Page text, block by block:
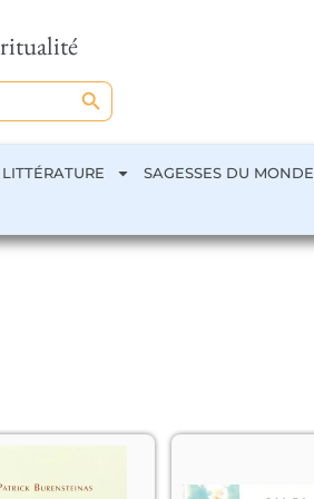
Search Button
LITTÉRATURE SAGESSES DU MONDE